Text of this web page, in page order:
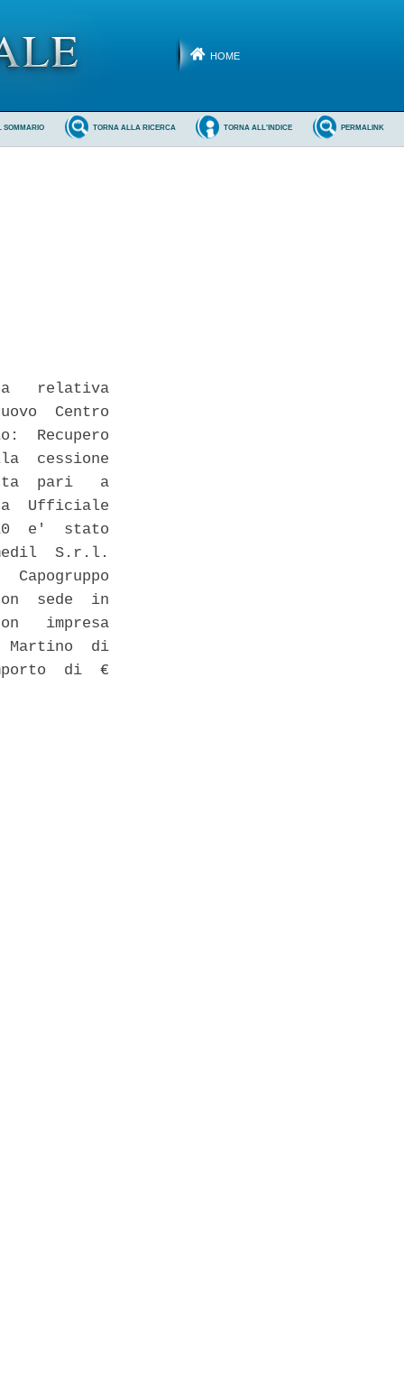
HOME
PERMALINK
TORNA ALL'INDICE
TORNA ALLA RICERCA
SOMMARIO
relativa
Centro
Recupero
cessione
pari   a
Ufficiale
e'  stato
S.r.l.
sede  in
impresa
Martino  di
di  €